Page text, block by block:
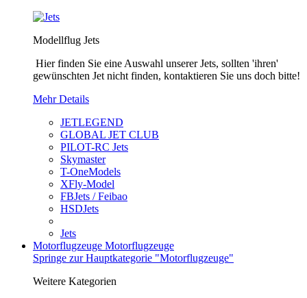
Modellflug Jets
Hier finden Sie eine Auswahl unserer Jets, sollten 'ihren'
gewünschten Jet nicht finden, kontaktieren Sie uns doch bitte!
Mehr Details
JETLEGEND
GLOBAL JET CLUB
PILOT-RC Jets
Skymaster
T-OneModels
XFly-Model
FBJets / Feibao
HSDJets
Jets
Motorflugzeuge Motorflugzeuge
Springe zur Hauptkategorie "Motorflugzeuge"
Weitere Kategorien